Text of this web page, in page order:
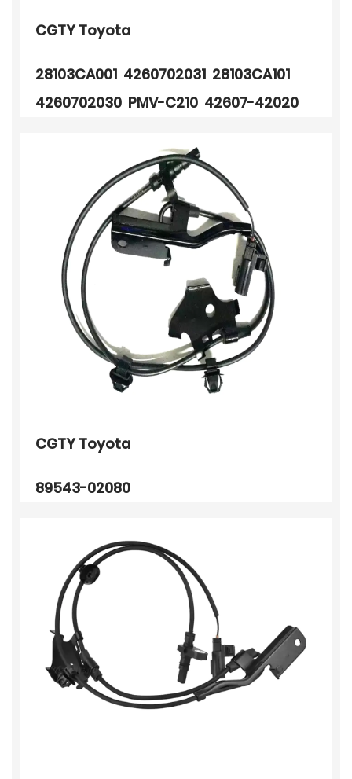
CGTY Toyota
28103CA001 4260702031 28103CA101
4260702030 PMV-C210 42607-42020
CGTY Toyota
89543-02080